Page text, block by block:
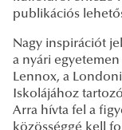
publikációs
Nagy inspirációt
a nyári
Lennox, a
Iskolájához
Arra hívta fel a